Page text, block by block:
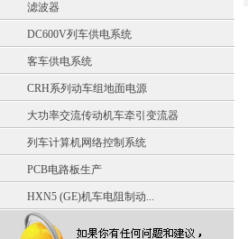
滤波器
DC600V列车供电系统
客车供电系统
CRH系列动车组地面电源
大功率交流传动机车牵引变流器
列车计算机网络控制系统
PCB电路板生产
HXN5 (GE)机车电阻制动...